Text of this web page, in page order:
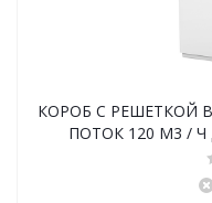
КОРОБ С РЕШЕТКОЙ
ПОТОК 120 М3 /